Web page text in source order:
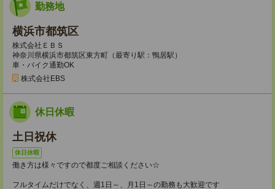
勤務地
横浜市都筑区
株式会社ＥＢＳ
神奈川県横浜市都筑区東方町（最寄り駅：鴨居駅）
車・バイク通勤OK
株式会社EBS
休日休暇
土日祝休
休日休暇
働き方は様々ですので都度ご相談ください☆
フルタイムだけでなく、週1日～、月1日～の勤務も大歓迎です